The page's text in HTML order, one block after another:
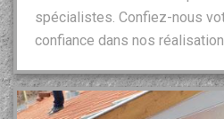
spécialistes. Confiez-nous
confiance dans nos